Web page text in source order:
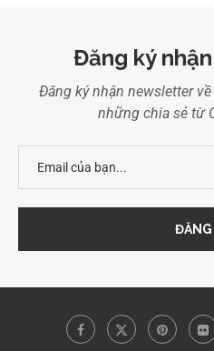
Đăng ký
Đăng ký nhận newsletter
những chia sẻ từ